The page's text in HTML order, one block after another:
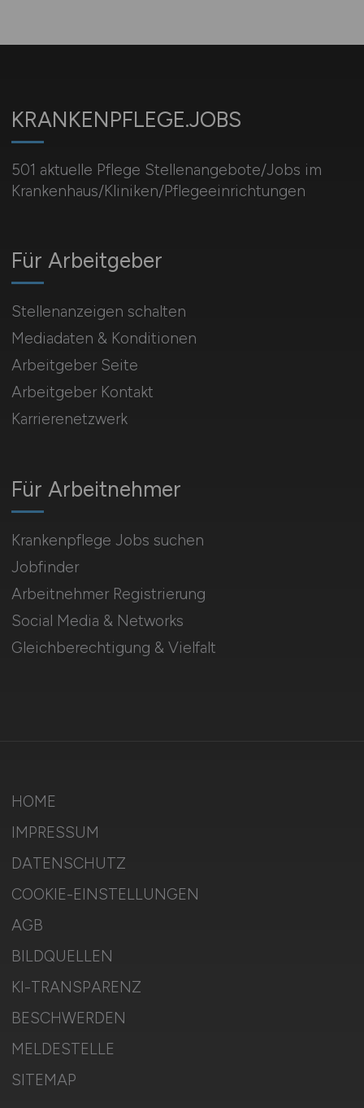
KRANKENPFLEGE.JOBS
501 aktuelle Pflege Stellenangebote/Jobs im
Krankenhaus/Kliniken/Pflegeeinrichtungen
Für Arbeitnehmer
Krankenpflege Jobs suchen
Jobfinder
Arbeitnehmer Registrierung
Social Media & Networks
Gleichberechtigung & Vielfalt
Für Arbeitgeber
Stellenanzeigen schalten
Mediadaten & Konditionen
Arbeitgeber Seite
Arbeitgeber Kontakt
Karrierenetzwerk
HOME
IMPRESSUM
DATENSCHUTZ
COOKIE-EINSTELLUNGEN
AGB
BILDQUELLEN
KI-TRANSPARENZ
BESCHWERDEN
MELDESTELLE
SITEMAP